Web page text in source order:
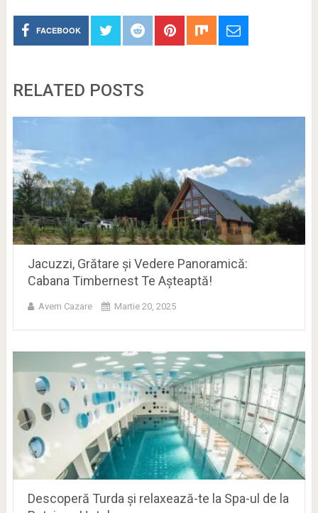
FACEBOOK
RELATED POSTS
Jacuzzi, Grătare și Vedere Panoramică:
Cabana Timbernest Te Așteaptă!
Avem Cazare Martie 20, 2025
Descoperă Turda și relaxează-te la Spa-ul de la